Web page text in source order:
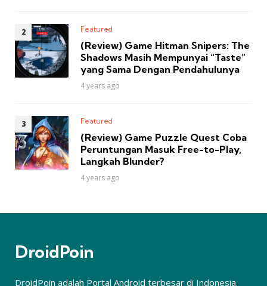
Featured
(Review) Game Hitman Snipers: The
Shadows Masih Mempunyai “Taste”
yang Sama Dengan Pendahulunya
4 years ago
Featured
(Review) Game Puzzle Quest Coba
Peruntungan Masuk Free-to-Play,
Langkah Blunder?
4 years ago
DroidPoin
DroidPoin adalah Portal Android terbesar di Indonesia.